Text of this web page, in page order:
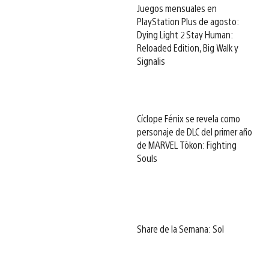
Juegos mensuales en
PlayStation Plus de agosto:
Dying Light 2 Stay Human:
Reloaded Edition, Big Walk y
Signalis
Cíclope Fénix se revela como
personaje de DLC del primer año
de MARVEL Tōkon: Fighting
Souls
Share de la Semana: Sol